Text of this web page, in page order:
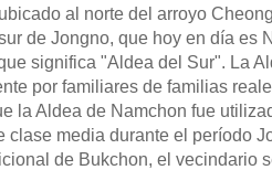
al norte del arroyo
de Jongno, que hoy en día es
significa "Aldea del Sur". La
por familiares de familias
la Aldea de Namchon fue
clase media durante el período
de Bukchon, el vecindario